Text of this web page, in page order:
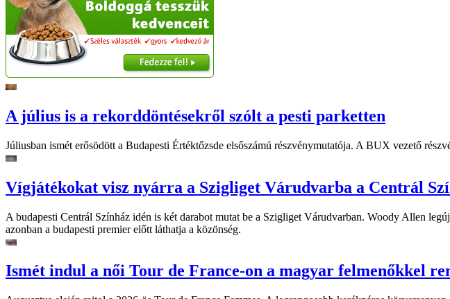
A július is a rekorddöntésekről szólt a pesti parketten
Júliusban ismét erősödött a Budapesti Értéktőzsde elsőszámú részvénymutatója. A BUX vezető
Vígjátékokat visz nyárra a Szigliget Várudvarba a Centrál
A budapesti Centrál Színház idén is két darabot mutat be a Szigliget Várudvarban. Woody Allen
azonban a budapesti premier előtt láthatja a közönség.
Ismét indul a női Tour de France-on a magyar felmenőkkel